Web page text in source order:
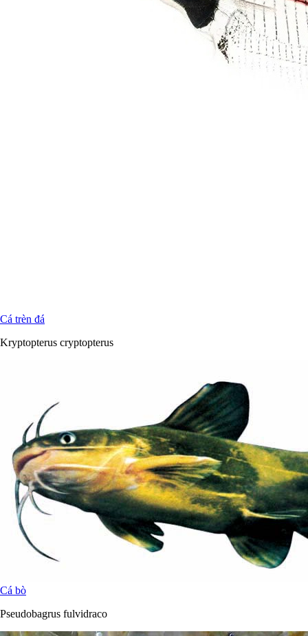
Cá trèn đá
Kryptopterus cryptopterus
Cá bò
Pseudobagrus fulvidraco